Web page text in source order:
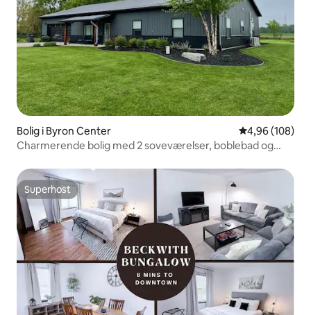
Bolig i Byron Center 4,96 ud af 5 i
4,96 (108)
Charmerende bolig med 2 soveværelser, boblebad og
Superhost
Superhost